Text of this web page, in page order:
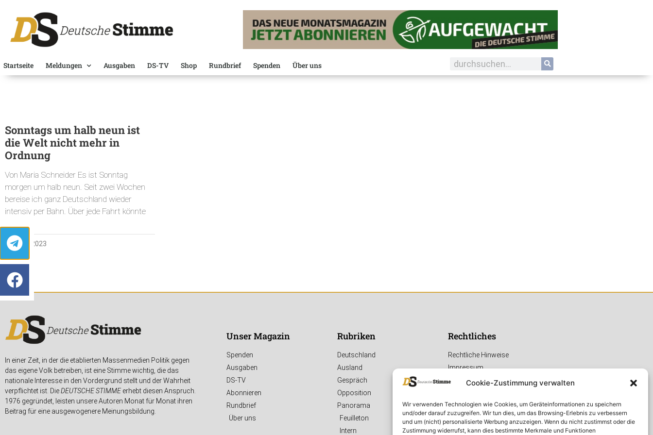
Cookie-Zustimmung verwalten
Wir verwenden Technologien wie Cookies, um Geräteinformationen zu speichern
und/oder darauf zuzugreifen. Wir tun dies, um das Browsing-Erlebnis zu verbessern
und um (nicht) personalisierte Werbung anzuzeigen. Wenn du nicht zustimmst oder die
Zustimmung widerrufst, kann dies bestimmte Merkmale und Funktionen
Startseite Meldungen Ausgaben DS-TV Shop Rundbrief Spenden Über uns
Sonntags um halb neun ist
die Welt nicht mehr in
Ordnung
Von Maria Schneider Es ist Sonntag
morgen um halb neun. Seit zwei Wochen
bereise ich ganz Deutschland wieder
intensiv per Bahn. Über jede Fahrt könnte
26. JUNI 2023
In einer Zeit, in der die etablierten Massenmedien Politik gegen
das eigene Volk betreiben, ist eine Stimme wichtig, die das
nationale Interesse in den Vordergrund stellt und der Wahrheit
verpflichtet ist. DieDEUTSCHE STIMMEerhebt diesen Anspruch.
1976 gegründet, leisten unsere Autoren Monat für Monat ihren
Beitrag für eine ausgewogenere Meinungsbildung.
Unser Magazin
Spenden
Ausgaben
DS-TV
Abonnieren
Rundbrief
Über uns
Rubriken
Deutschland
Ausland
Gespräch
Opposition
Panorama
Feuilleton
Intern
Rechtliches
Rechtliche Hinweise
Impressum
Datenschutzerklärung